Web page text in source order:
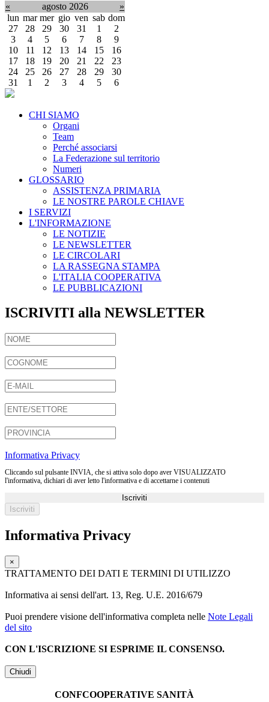
« agosto 2026
»
lun mar mer gio ven sab dom
27
28 29 30 31 1
2
3
4 5 6 7 8
9
10
11 12 13 14 15
16
17
18 19 20 21 22
23
24
25 26 27 28 29
30
31
1 2 3 4 5 6
CHI SIAMO
Organi
Team
Perché associarsi
La Federazione sul territorio
Numeri
GLOSSARIO
ASSISTENZA PRIMARIA
LE NOSTRE PAROLE CHIAVE
I SERVIZI
L'INFORMAZIONE
LE NOTIZIE
LE NEWSLETTER
LE CIRCOLARI
LA RASSEGNA STAMPA
L'ITALIA COOPERATIVA
LE PUBBLICAZIONI
ISCRIVITI alla NEWSLETTER
Informativa Privacy
Cliccando sul pulsante INVIA, che si attiva solo dopo aver VISUALIZZATO
l'informativa, dichiari di aver letto l'informativa e di accettarne i contenuti
Iscriviti
Informativa Privacy
×
TRATTAMENTO DEI DATI E TERMINI DI UTILIZZO
Informativa ai sensi dell'art. 13, Reg. U.E. 2016/679
Puoi prendere visione dell'informativa completa nelle Note Legali
del sito
CON L'ISCRIZIONE SI ESPRIME IL CONSENSO.
Chiudi
CONFCOOPERATIVE SANITÀ